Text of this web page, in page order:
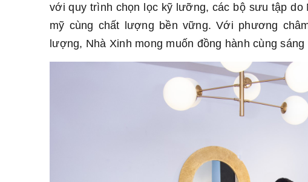
với quy trình chọn lọc kỹ lưỡng, các bộ sưu tập
mỹ cùng chất lượng bền vững. Với phương
lượng, Nhà Xinh mong muốn đồng hành cùng